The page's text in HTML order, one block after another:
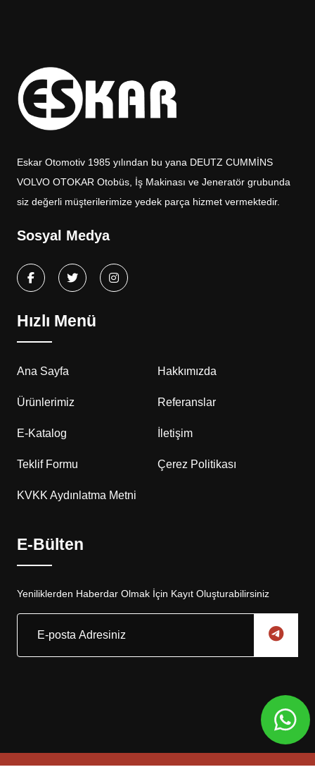
Eskar Otomotiv 1985 yılından bu yana DEUTZ CUMMİNS
VOLVO OTOKAR Otobüs, İş Makinası ve Jeneratör grubunda
siz değerli müşterilerimize yedek parça hizmet vermektedir.
Sosyal Medya
Hızlı Menü
Ana Sayfa Hakkımızda
Ürünlerimiz Referanslar
E-Katalog İletişim
Teklif Formu Çerez Politikası
KVKK Aydınlatma Metni
E-Bülten
Yeniliklerden Haberdar Olmak İçin Kayıt Oluşturabilirsiniz